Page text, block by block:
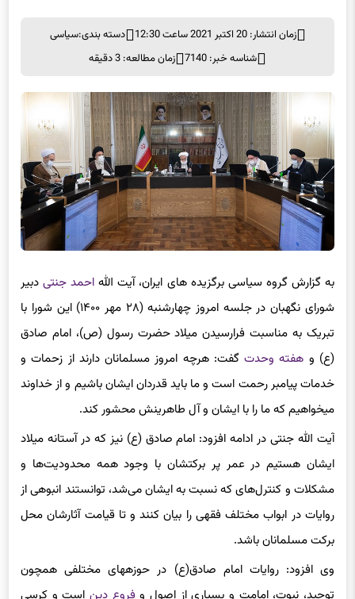
زمان انتشار: 20 اکتبر 2021 ساعت 12:30 دسته بندی:سیاسی
شناسه خبر: 7140
زمان مطالعه: 3 دقیقه
به گزارش گروه سیاسی برگزیده های ایران، آیت الله احمد جنتیدبیر
شورای نگهبان در جلسه امروز چهارشنبه (۲۸ مهر ۱۴۰۰) این شورا با
تبریک به مناسبت فرارسیدن میلاد حضرت رسول (ص)، امام صادق
(ع) و هفته وحدتگفت: هرچه امروز مسلمانان دارند از زحمات و
خدمات پیامبر رحمت است و ما باید قدردان ایشان باشیم و از خداوند
میخواهیم که ما را با ایشان و آل طاهرینش محشور کند.
آیت الله جنتی در ادامه افزود: امام صادق (ع) نیز که در آستانه میلاد
ایشان هستیم در عمر پر برکتشان با وجود همه محدودیت‌ها و
مشکلات و کنترل‌های که نسبت به ایشان می‌شد، توانستند انبوهی از
روایات در ابواب مختلف فقهی را بیان کنند و تا قیامت آثارشان محل
برکت مسلمانان باشد.
وی افزود: روایات امام صادق(ع) در حوزه‎های مختلفی همچون
توحید، نبوت، امامت و بسیاری از اصول وفروع دیناست و کرسی